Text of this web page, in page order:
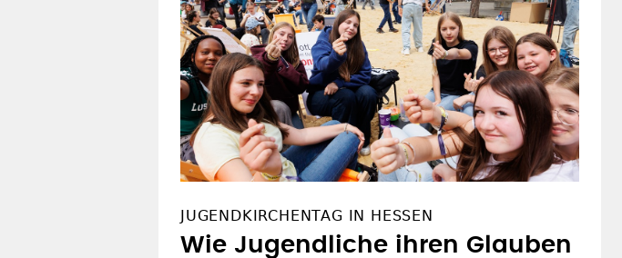
JUGENDKIRCHENTAG IN HESSEN
Wie Jugendliche ihren Glauben